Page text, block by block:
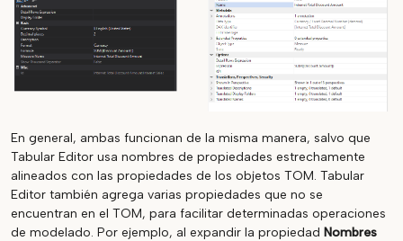
En general, ambas funcionan de la misma manera, salvo que
Tabular Editor usa nombres de propiedades estrechamente
alineados con las propiedades de los objetos TOM. Tabular
Editor también agrega varias propiedades que no se
encuentran en el TOM, para facilitar determinadas operaciones
de modelado. Por ejemplo, al expandir la propiedad Nombres